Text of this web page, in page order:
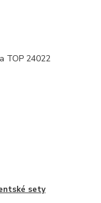
TOP 24022
sety